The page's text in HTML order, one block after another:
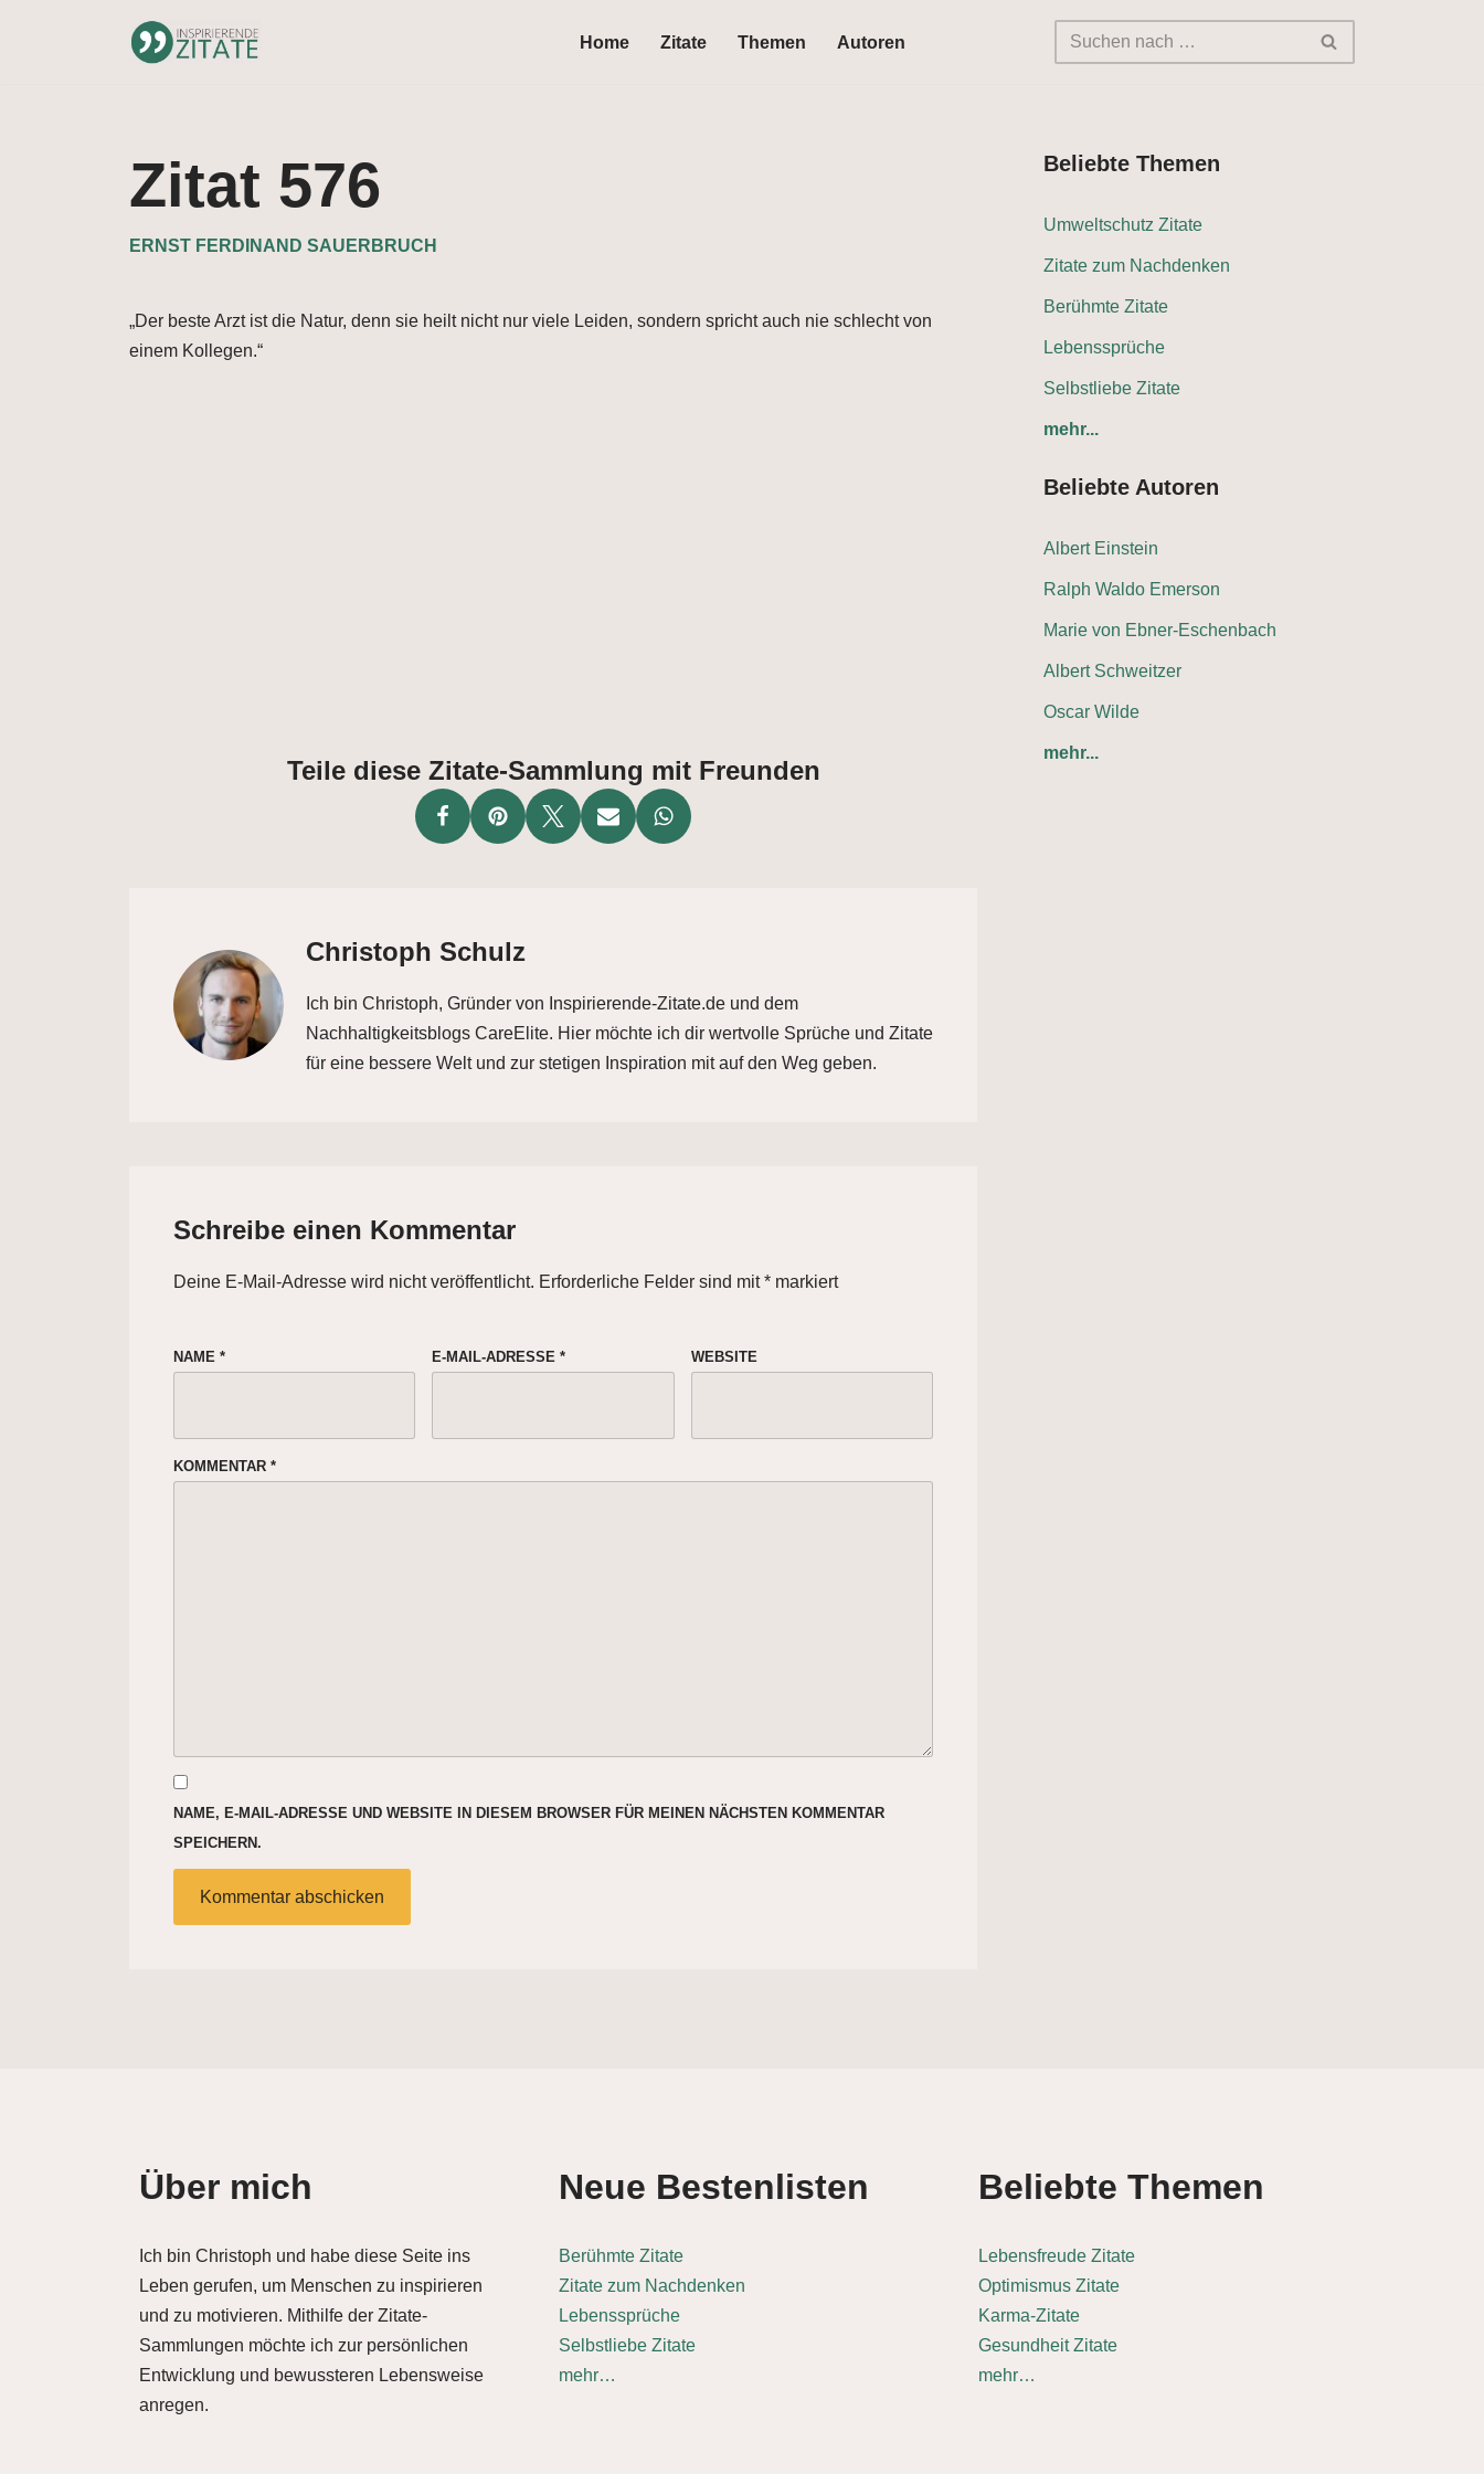
Home Zitate Themen Autoren
Zitat 576
ERNST FERDINAND SAUERBRUCH
„Der beste Arzt ist die Natur, denn sie heilt nicht nur viele Leiden, sondern spricht auch nie schlecht von
einem Kollegen.“
Teile diese Zitate-Sammlung mit Freunden
Christoph Schulz
Ich bin Christoph, Gründer von Inspirierende-Zitate.de und dem
Nachhaltigkeitsblogs CareElite. Hier möchte ich dir wertvolle Sprüche und Zitate
für eine bessere Welt und zur stetigen Inspiration mit auf den Weg geben.
Schreibe einen Kommentar
Deine E-Mail-Adresse wird nicht veröffentlicht. Erforderliche Felder sind mit* markiert
NAME * E-MAIL-ADRESSE* WEBSITE
KOMMENTAR *
NAME, E-MAIL-ADRESSE UND WEBSITE IN DIESEM BROWSER FÜR MEINEN NÄCHSTEN KOMMENTAR
SPEICHERN.
Beliebte Themen
Umweltschutz Zitate
Zitate zum Nachdenken
Berühmte Zitate
Lebenssprüche
Selbstliebe Zitate
mehr...
Beliebte Autoren
Albert Einstein
Ralph Waldo Emerson
Marie von Ebner-Eschenbach
Albert Schweitzer
Oscar Wilde
mehr...
Über mich
Ich bin Christoph und habe diese Seite ins
Leben gerufen, um Menschen zu inspirieren
und zu motivieren. Mithilfe der Zitate-
Sammlungen möchte ich zur persönlichen
Entwicklung und bewussteren Lebensweise
anregen.
Neue Bestenlisten
Berühmte Zitate
Zitate zum Nachdenken
Lebenssprüche
Selbstliebe Zitate
mehr…
Beliebte Themen
Lebensfreude Zitate
Optimismus Zitate
Karma-Zitate
Gesundheit Zitate
mehr…